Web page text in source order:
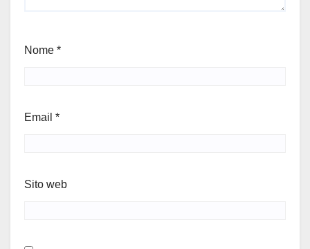
Nome *
Email *
Sito web